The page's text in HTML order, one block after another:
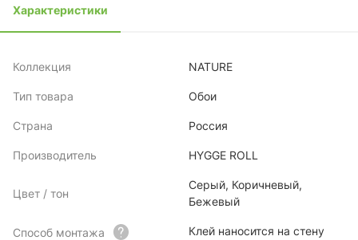
Характеристики
Коллекция NATURE
Тип товара Обои
Страна Россия
Производитель HYGGE ROLL
Цвет / тон
Серый, Коричневый,
Бежевый
Способ монтажа Клей наносится на стену